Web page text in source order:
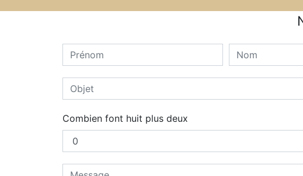
Combien font huit plus deux